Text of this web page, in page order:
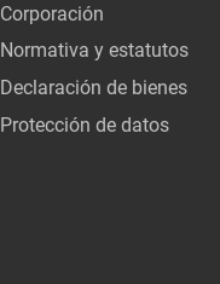
Corporación
Normativa y estatutos
Declaración de bienes
Protección de datos